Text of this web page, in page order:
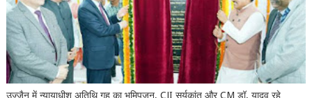
उज्जैन में न्यायाधीश अतिथि गृह का भूमिपूजन, CJI सूर्यकांत और CM डॉ. यादव रहे